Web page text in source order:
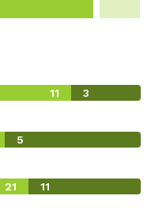
11 3
5
21 11